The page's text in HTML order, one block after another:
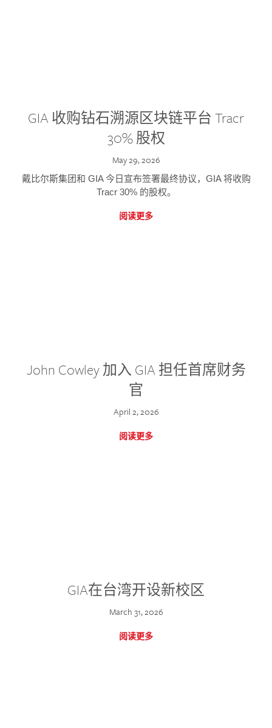
GIA 收购钻石溯源区块链平台 Tracr
30% 股权
May 29, 2026
戴比尔斯集团和 GIA 今日宣布签署最终协议，GIA 将收购
Tracr 30% 的股权。
阅读更多
John Cowley 加入 GIA 担任首席财务
官
April 2, 2026
阅读更多
GIA在台湾开设新校区
March 31, 2026
阅读更多